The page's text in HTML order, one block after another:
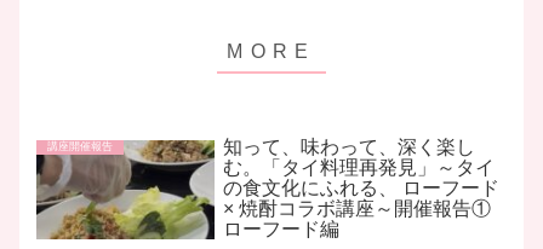
講座開催報告
知って、味わって、深く楽し
む。「タイ料理再発見」～タイ
の食文化にふれる、 ローフード
× 焼酎コラボ講座～開催報告①
ローフード編